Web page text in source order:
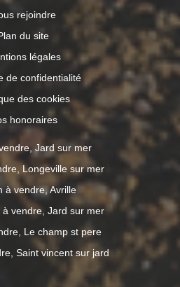
rejoindre
du site
légales
de confidentialité
des cookies
honoraires
Jard sur mer
Longeville sur mer
à vendre, Avrille
vendre, Jard sur mer
Le champ st pere
Saint vincent sur jard